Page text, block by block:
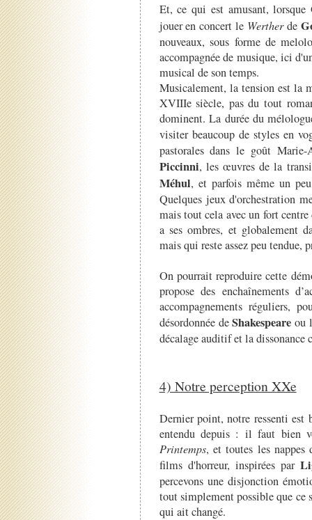
Et, ce qui est amusant, lorsque
jouer en concert le Wertherde
nouveaux, sous forme de
accompagnée de musique, ici
musical de son temps.
Musicalement, la tension est la
XVIIIe siècle, pas du tout
dominent. La durée du
visiter beaucoup de styles en
pastorales dans le goût
Piccinni, les œuvres de la
Méhul, et parfois même un
Quelques jeux d'orchestration
mais tout cela avec un fort
a ses ombres, et globalement
mais qui reste assez peu tendue,
On pourrait reproduire cette
propose des enchaînements
accompagnements réguliers,
désordonnée deShakespeare ou
décalage auditif et la
4) Notre perception XXe
Dernier point, notre ressenti est
entendu depuis : il faut bien
Printemps, et toutes les nappes
films d'horreur, inspirées par
percevons une disjonction
tout simplement possible que ce
qui ait changé.